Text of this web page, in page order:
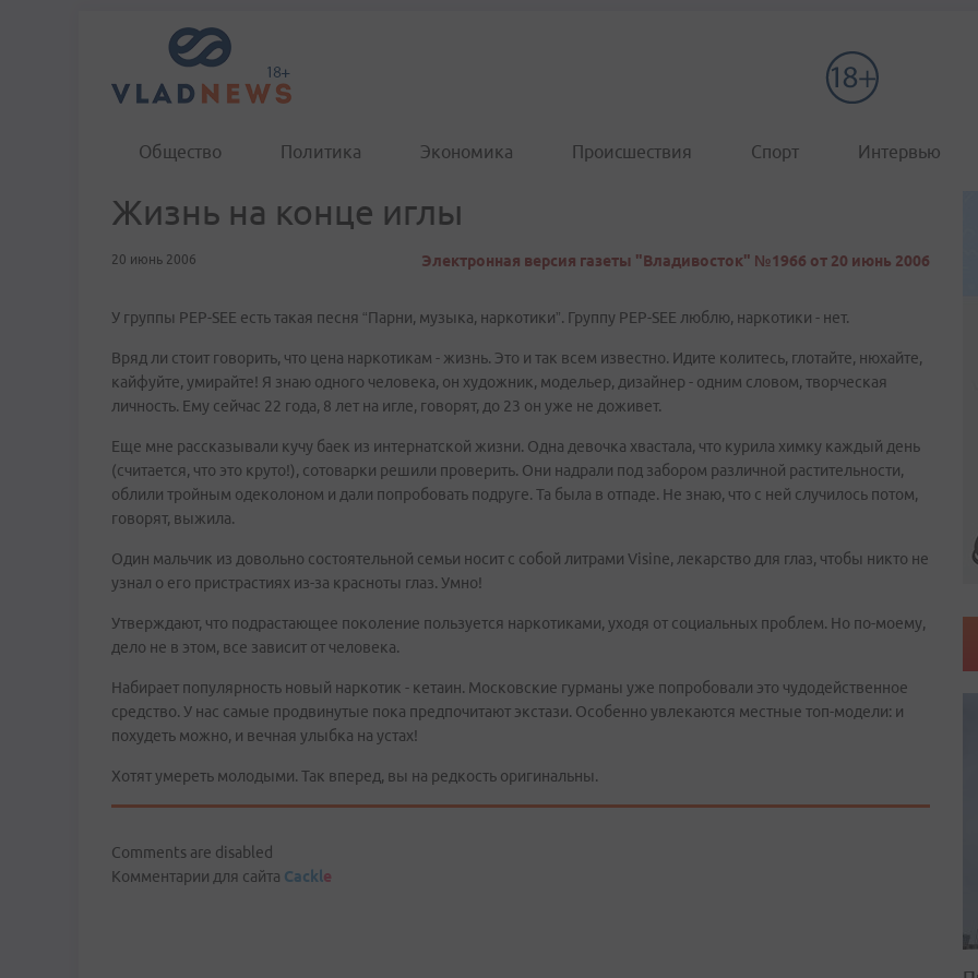
Общество Политика Экономика Происшествия Спорт Интервью
Жизнь на конце иглы
20 июнь 2006 Электронная версия газеты "Владивосток" №1966 от 20 июнь 2006
У группы РЕР-SEE есть такая песня “Парни, музыка, наркотики”. Группу PEP-SEE люблю, наркотики - нет.
Вряд ли стоит говорить, что цена наркотикам - жизнь. Это и так всем известно. Идите колитесь, глотайте, нюхайте,
кайфуйте, умирайте! Я знаю одного человека, он художник, модельер, дизайнер - одним словом, творческая
личность. Ему сейчас 22 года, 8 лет на игле, говорят, до 23 он уже не доживет.
Еще мне рассказывали кучу баек из интернатской жизни. Одна девочка хвастала, что курила химку каждый день
(считается, что это круто!), сотоварки решили проверить. Они надрали под забором различной растительности,
облили тройным одеколоном и дали попробовать подруге. Та была в отпаде. Не знаю, что с ней случилось потом,
говорят, выжила.
Один мальчик из довольно состоятельной семьи носит с собой литрами Visine, лекарство для глаз, чтобы никто не
узнал о его пристрастиях из-за красноты глаз. Умно!
Утверждают, что подрастающее поколение пользуется наркотиками, уходя от социальных проблем. Но по-моему,
дело не в этом, все зависит от человека.
Набирает популярность новый наркотик - кетаин. Московские гурманы уже попробовали это чудодейственное
средство. У нас самые продвинутые пока предпочитают экстази. Особенно увлекаются местные топ-модели: и
похудеть можно, и вечная улыбка на устах!
Хотят умереть молодыми. Так вперед, вы на редкость оригинальны.
Comments are disabled
Комментарии для сайта Cackle